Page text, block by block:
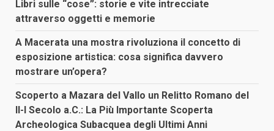
Libri sulle “cose”: storie e vite intrecciate
attraverso oggetti e memorie
A Macerata una mostra rivoluziona il concetto di
esposizione artistica: cosa significa davvero
mostrare un’opera?
Scoperto a Mazara del Vallo un Relitto Romano del
II-I Secolo a.C.: La Più Importante Scoperta
Archeologica Subacquea degli Ultimi Anni